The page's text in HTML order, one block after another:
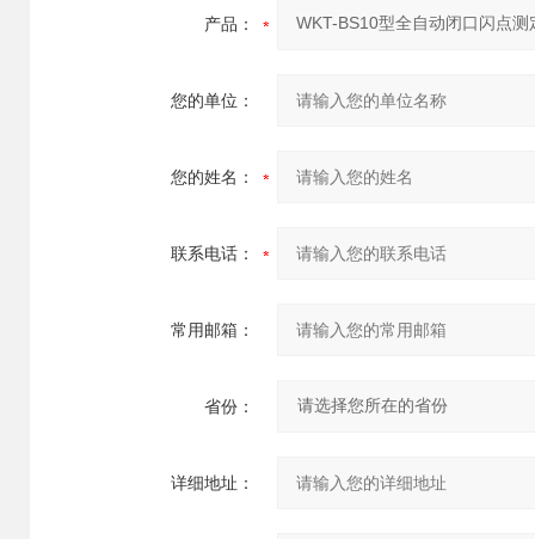
产品：
您的单位：
您的姓名：
联系电话：
常用邮箱：
省份：
详细地址：